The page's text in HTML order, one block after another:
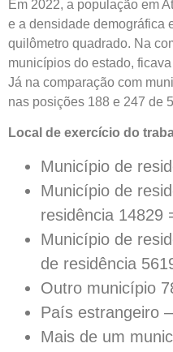
Em 2022, a população em
e a densidade demográfica
quilômetro quadrado. Na
municípios do estado,
Já na comparação com
nas posições 188 e 247 de
Local de exercício do
Município de
Município de
residência 14829
Município de
de residência
Outro município
País estrangeiro
Mais de um